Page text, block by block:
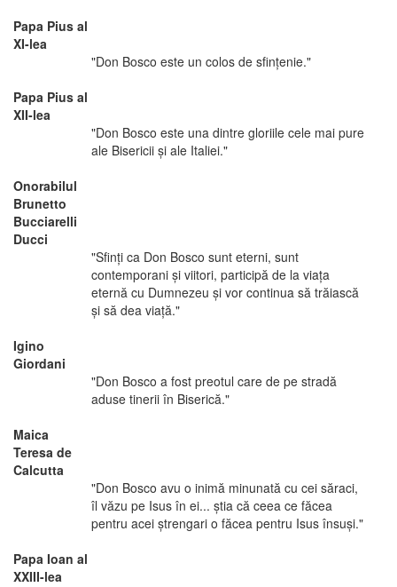
Papa Pius al
XI-lea
"Don Bosco este un colos de sfinţenie."
Papa Pius al
XII-lea
"Don Bosco este una dintre gloriile cele mai pure
ale Bisericii şi ale Italiei."
Onorabilul
Brunetto
Bucciarelli
Ducci
"Sfinţi ca Don Bosco sunt eterni, sunt
contemporani şi viitori, participă de la viaţa
eternă cu Dumnezeu şi vor continua să trăiască
şi să dea viaţă."
Igino
Giordani
"Don Bosco a fost preotul care de pe stradă
aduse tinerii în Biserică."
Maica
Teresa de
Calcutta
"Don Bosco avu o inimă minunată cu cei săraci,
îl văzu pe Isus în ei... ştia că ceea ce făcea
pentru acei ştrengari o făcea pentru Isus însuşi."
Papa Ioan al
XXIII-lea